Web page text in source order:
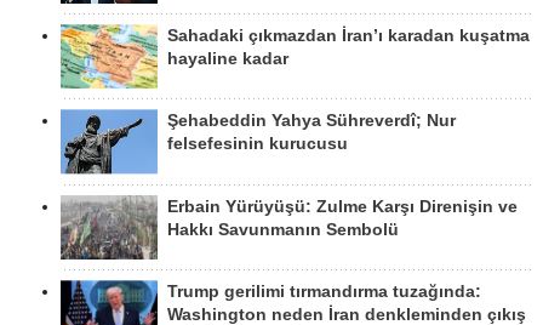
Sahadaki çıkmazdan İran’ı karadan kuşatma
hayaline kadar
Şehabeddin Yahya Sühreverdî; Nur
felsefesinin kurucusu
Erbain Yürüyüşü: Zulme Karşı Direnişin ve
Hakkı Savunmanın Sembolü
Trump gerilimi tırmandırma tuzağında:
Washington neden İran denkleminden çıkış